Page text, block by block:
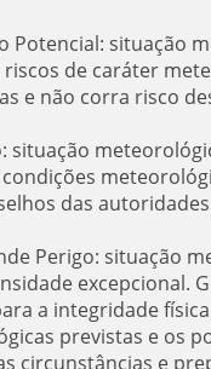
Potencial: situação
de caráter
e não corra risco
situação
das
Perigo: situação
excepcional.
a integridade
previstas e os
circunstâncias e